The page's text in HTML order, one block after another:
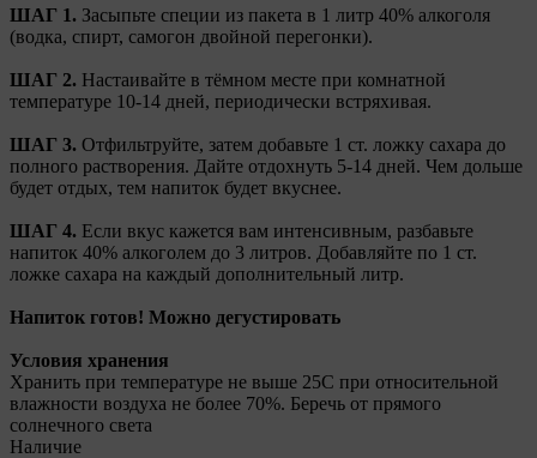
ШАГ 1. Засыпьте специи из пакета в 1 литр 40% алкоголя
(водка, спирт, самогон двойной перегонки).
ШАГ 2. Настаивайте в тёмном месте при комнатной
температуре 10-14 дней, периодически встряхивая.
ШАГ 3. Отфильтруйте, затем добавьте 1 ст. ложку сахара до
полного растворения. Дайте отдохнуть 5-14 дней. Чем дольше
будет отдых, тем напиток будет вкуснее.
ШАГ 4. Если вкус кажется вам интенсивным, разбавьте
напиток 40% алкоголем до 3 литров. Добавляйте по 1 ст.
ложке сахара на каждый дополнительный литр.
Напиток готов! Можно дегустировать
Условия хранения
Хранить при температуре не выше 25С при относительной
влажности воздуха не более 70%. Беречь от прямого
солнечного света
Наличие